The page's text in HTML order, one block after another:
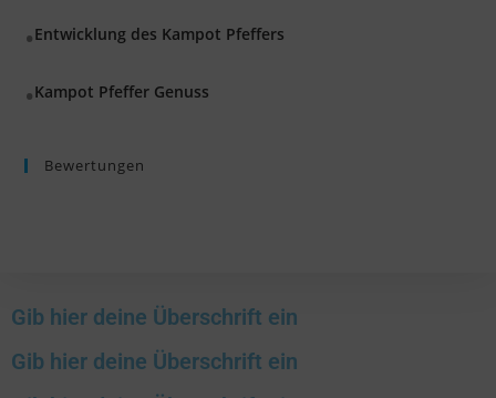
Entwicklung des Kampot Pfeffers
Kampot Pfeffer Genuss
Bewertungen
Gib hier deine Überschrift ein
Gib hier deine Überschrift ein